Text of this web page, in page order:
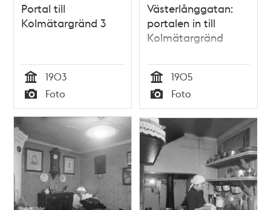
Portal till
Kolmätargränd 3
Tid
1903
Typ
Foto
Västerlånggatan:
portalen in till
Kolmätargränd
Tid
1905
Typ
Foto